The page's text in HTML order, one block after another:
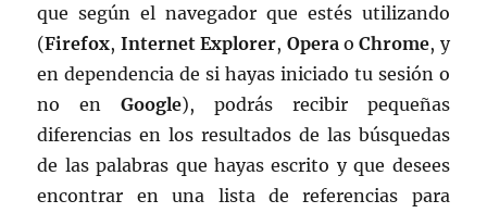
que según el navegador que estés utilizando
(Firefox, Internet Explorer, Opera oChrome, y
en dependencia de si hayas iniciado tu sesión o
no enGoogle), podrás recibir pequeñas
diferencias en los resultados de las búsquedas
de las palabras que hayas escrito y que desees
encontrar en una lista de referencias para